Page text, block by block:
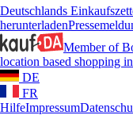
Deutschlands
herunterladen
Member of
location based shopping
DE
FR
HilfeImpressum